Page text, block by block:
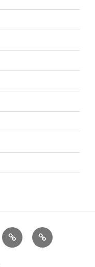
Kontakt Chce
dołączyć!